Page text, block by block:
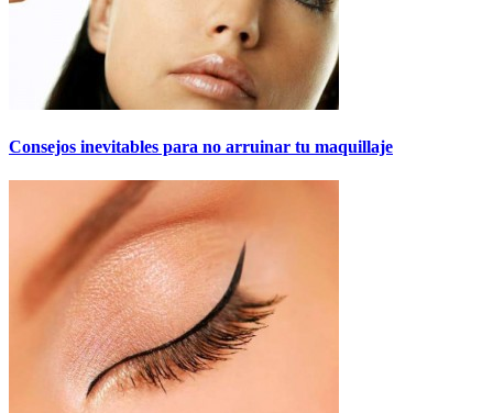
Consejos inevitables para no arruinar tu maquillaje